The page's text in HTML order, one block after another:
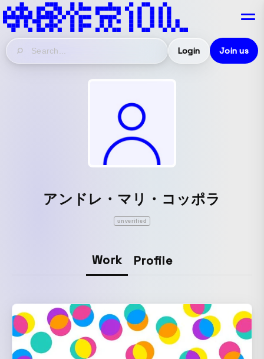
Login Join us
アンドレ・マリ・コッポラ
unverified
Work Profile